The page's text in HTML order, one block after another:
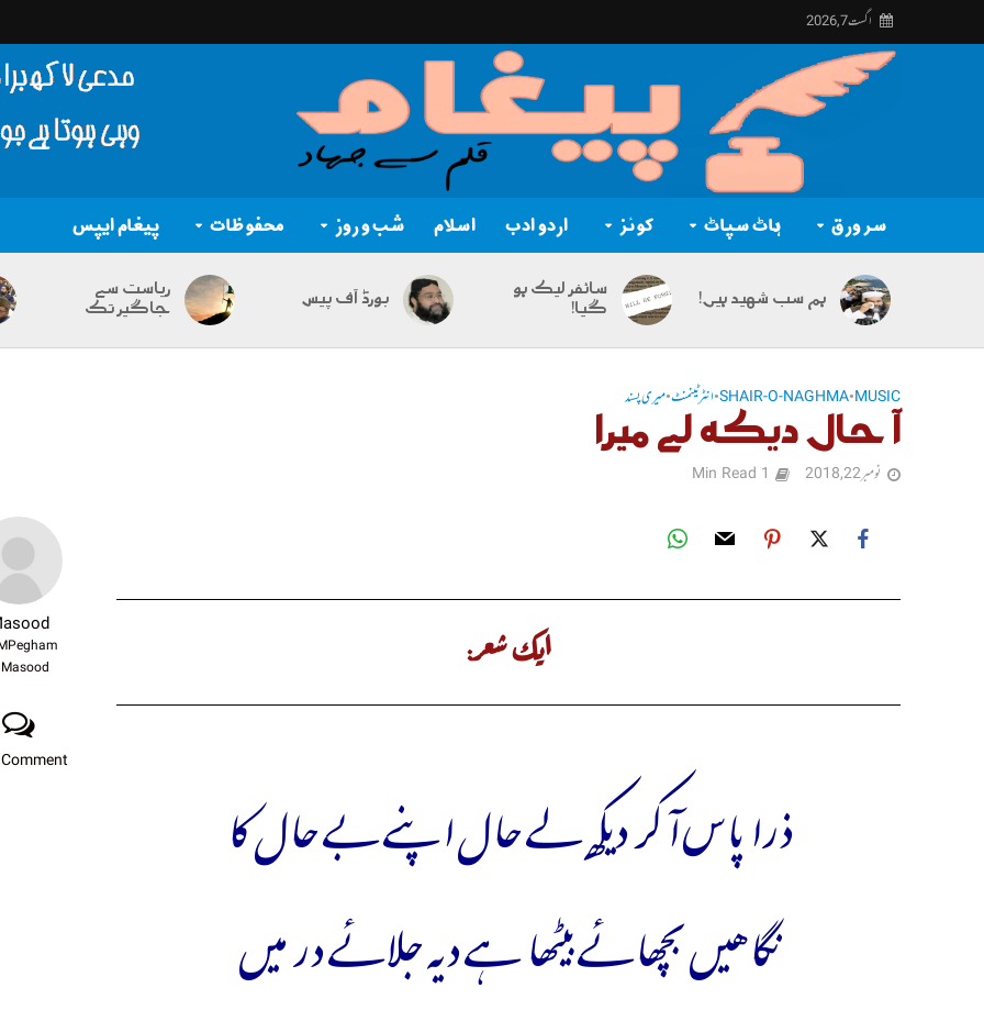
اگست 7, 2026
سر ورق ہاٹ سپاٹ کوئز اردو ادب اسلام شب و روز محفوظات پیغام ایپس
ہم سب شہید ہیں!
سائفر لیک ہو
گیا!
بورڈ آف پیس
ریاست سے
جاگیر تک
MUSIC
•
SHAIR-O-NAGHMA
•انٹرٹینمنٹ•میری پسند
آ حال دیکھ لے میرا
نومبر 22, 2018 1 Min Read
Masood
ایک شعر:
ذرا پاس آ کر دیکھ لے حال اپنے بے حال کا
نگاھیں بچھائے بیٹھا ہے دیہ جلائے در میں